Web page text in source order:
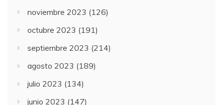
noviembre 2023 (126)
octubre 2023 (191)
septiembre 2023 (214)
agosto 2023 (189)
julio 2023 (134)
junio 2023 (147)